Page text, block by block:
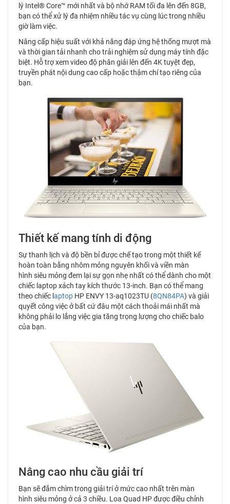
lý Intel® Core™ mới nhất và bộ nhớ RAM tối đa lên đến 8GB,
bạn có thể xử lý đa nhiệm nhiều tác vụ cùng lúc trong nhiều
giờ làm việc.
Nâng cấp hiệu suất với khả năng đáp ứng hệ thống mượt mà
và thời gian tải nhanh cho trải nghiệm sử dụng máy tính đặc
biệt. Hỗ trợ xem video độ phân giải lên đến 4K tuyệt đẹp,
truyền phát nội dung cao cấp hoặc thậm chí tạo riêng của
bạn.
Thiết kế mang tính di động
Sự thanh lịch và độ bền bỉ được chế tạo trong một thiết kế
hoàn toàn bằng nhôm mỏng nguyên khối và viền màn
hình siêu mỏng đem lại sự gọn nhẹ nhất có thể dành cho một
chiếc laptop xách tay kích thước 13-inch. Bạn có thể mang
theo chiếc l aptop HP ENVY 13-aq1023TU (8QN84PA) và giải
quyết công việc ở bất cứ đâu một cách thoải mái nhất mà
không phải lo lắng việc gia tăng trọng lượng cho chiếc balo
của bạn.
Nâng cao nhu cầu giải trí
Bạn sẽ đắm chìm trong giải trí ở mức cao nhất trên màn
hình siêu mỏng ở cả 3 chiều. Loa Quad HP được điều chỉnh